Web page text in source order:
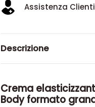
Assistenza
Descrizione
Crema
Body formato